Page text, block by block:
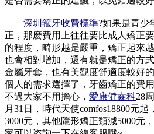
深圳箍牙收費標準?如果是青少
正，那麽費用上往往要比成人矯正
的程度，畸形越是嚴重，矯正起來
也會相對增加，還有就是矯正的方
金屬牙套，也有美觀度舒適度較好
個人的需求選擇了，牙齒矯正的費
不過大家不用擔心， 愛康健齒科28
月31日，時代天使comfos18800元
3000元，其他隱形矯正類減5000元